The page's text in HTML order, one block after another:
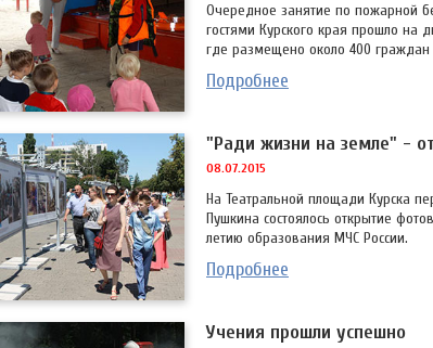
Очередное занятие по пожарной
гостями Курского края прошло на
где размещено около 400
Подробнее
"Ради жизни на земле" -
08.07.2015
На Театральной площади Курска
Пушкина состоялось открытие
летию образования МЧС России.
Подробнее
Учения прошли успешно